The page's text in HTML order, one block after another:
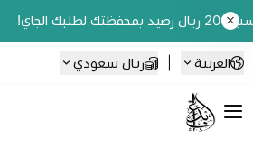
العربية ريال سعودي
Ebbdaa art